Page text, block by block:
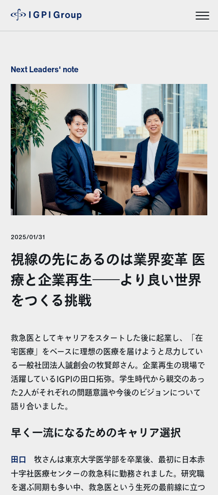
Next Leaders' note
2025/01/31
視線の先にあるのは業界変革 医
療と企業再生――より良い世界
をつくる挑戦
救急医としてキャリアをスタートした後に起業し、「在
宅医療」をベースに理想の医療を届けようと尽力してい
る一般社団法人誠創会の牧賢郎さん。企業再生の現場で
活躍しているIGPIの田口拓弥。学生時代から親交のあっ
た2人がそれぞれの問題意識や今後のビジョンについて
語り合いました。
早く一流になるためのキャリア選択
田口 牧さんは東京大学医学部を卒業後、最初に日本赤
十字社医療センターの救急科に勤務されました。研究職
を選ぶ同期も多い中、救急医という生死の最前線に立つ